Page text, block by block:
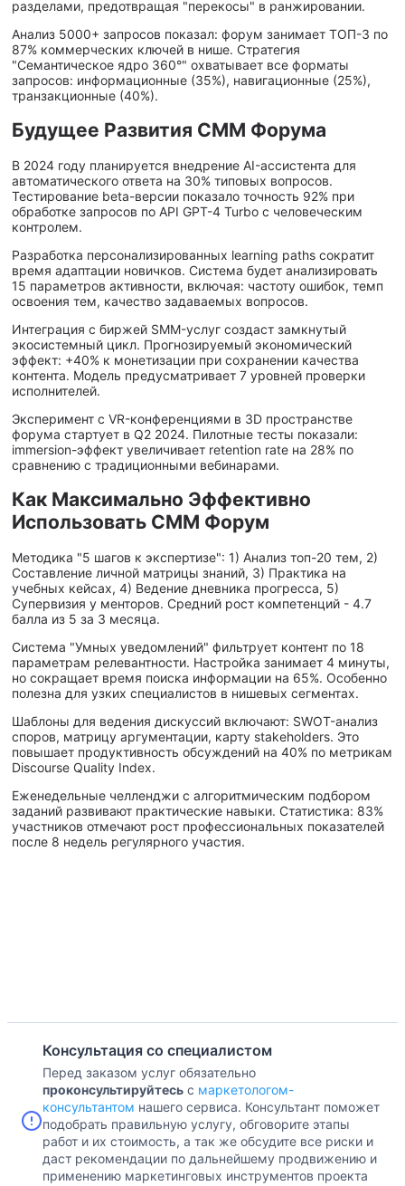
разделами, предотвращая "перекосы" в ранжировании.
Анализ 5000+ запросов показал: форум занимает ТОП-3 по
87% коммерческих ключей в нише. Стратегия
"Семантическое ядро 360°" охватывает все форматы
запросов: информационные (35%), навигационные (25%),
транзакционные (40%).
Будущее Развития СММ Форума
В 2024 году планируется внедрение AI-ассистента для
автоматического ответа на 30% типовых вопросов.
Тестирование beta-версии показало точность 92% при
обработке запросов по API GPT-4 Turbo с человеческим
контролем.
Разработка персонализированных learning paths сократит
время адаптации новичков. Система будет анализировать
15 параметров активности, включая: частоту ошибок, темп
освоения тем, качество задаваемых вопросов.
Интеграция с биржей SMM-услуг создаст замкнутый
экосистемный цикл. Прогнозируемый экономический
эффект: +40% к монетизации при сохранении качества
контента. Модель предусматривает 7 уровней проверки
исполнителей.
Эксперимент с VR-конференциями в 3D пространстве
форума стартует в Q2 2024. Пилотные тесты показали:
immersion-эффект увеличивает retention rate на 28% по
сравнению с традиционными вебинарами.
Как Максимально Эффективно
Использовать СММ Форум
Методика "5 шагов к экспертизе": 1) Анализ топ-20 тем, 2)
Составление личной матрицы знаний, 3) Практика на
учебных кейсах, 4) Ведение дневника прогресса, 5)
Супервизия у менторов. Средний рост компетенций - 4.7
балла из 5 за 3 месяца.
Система "Умных уведомлений" фильтрует контент по 18
параметрам релевантности. Настройка занимает 4 минуты,
но сокращает время поиска информации на 65%. Особенно
полезна для узких специалистов в нишевых сегментах.
Шаблоны для ведения дискуссий включают: SWOT-анализ
споров, матрицу аргументации, карту stakeholders. Это
повышает продуктивность обсуждений на 40% по метрикам
Discourse Quality Index.
Еженедельные челленджи с алгоритмическим подбором
заданий развивают практические навыки. Статистика: 83%
участников отмечают рост профессиональных показателей
после 8 недель регулярного участия.
Консультация со специалистом
Перед заказом услуг обязательно
проконсультируйтесь с маркетологом-
консультантом нашего сервиса. Консультант поможет
подобрать правильную услугу, обговорите этапы
работ и их стоимость, а так же обсудите все риски и
даст рекомендации по дальнейшему продвижению и
применению маркетинговых инструментов проекта